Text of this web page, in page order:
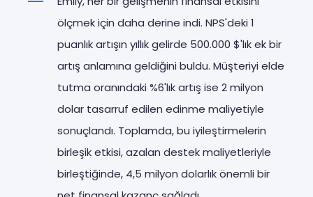
ölçmek için daha derine indi. NPS'deki 1
puanlık artışın yıllık gelirde 500.000 $'lık ek bir
artış anlamına geldiğini buldu. Müşteriyi elde
tutma oranındaki %6'lık artış ise 2 milyon
dolar tasarruf edilen edinme maliyetiyle
sonuçlandı. Toplamda, bu iyileştirmelerin
birleşik etkisi, azalan destek maliyetleriyle
birleştiğinde, 4,5 milyon dolarlık önemli bir